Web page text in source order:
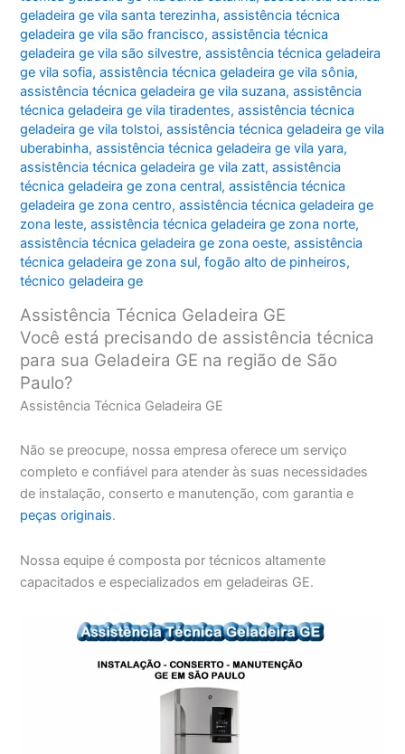
geladeira ge vila santa terezinha,assistência técnica
geladeira ge vila são francisco,assistência técnica
geladeira ge vila são silvestre,assistência técnica geladeira
ge vila sofia,assistência técnica geladeira ge vila sônia,
assistência técnica geladeira ge vila suzana,assistência
técnica geladeira ge vila tiradentes,assistência técnica
geladeira ge vila tolstoi,assistência técnica geladeira ge vila
uberabinha,assistência técnica geladeira ge vila yara,
assistência técnica geladeira ge vila zatt,assistência
técnica geladeira ge zona central,assistência técnica
geladeira ge zona centro,assistência técnica geladeira ge
zona leste,assistência técnica geladeira ge zona norte,
assistência técnica geladeira ge zona oeste,assistência
técnica geladeira ge zona sul,fogão alto de pinheiros,
técnico geladeira ge
Assistência Técnica Geladeira GE
Você está precisando de assistência técnica
para sua Geladeira GE na região de São
Paulo?
Assistência Técnica Geladeira GE
Não se preocupe, nossa empresa oferece um serviço
completo e confiável para atender às suas necessidades
de instalação, conserto e manutenção, com garantia e
peças originais.
Nossa equipe é composta por técnicos altamente
capacitados e especializados em geladeiras GE.